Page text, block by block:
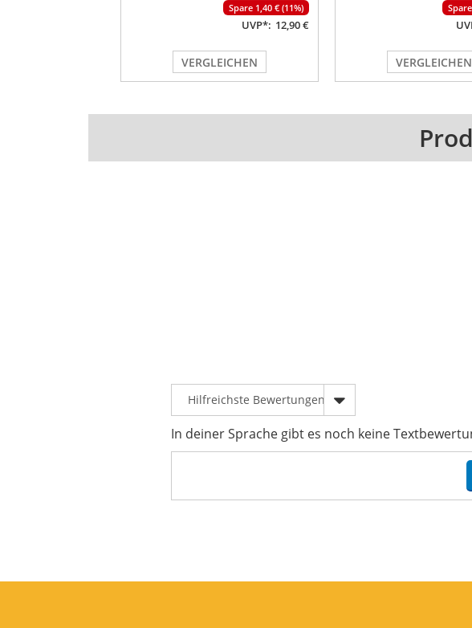
Spare 1,40 € (11%)
UVP*: 12,90 €
VERGLEICHEN VERGLEICHEN
In deiner Sprache gibt es noch keine